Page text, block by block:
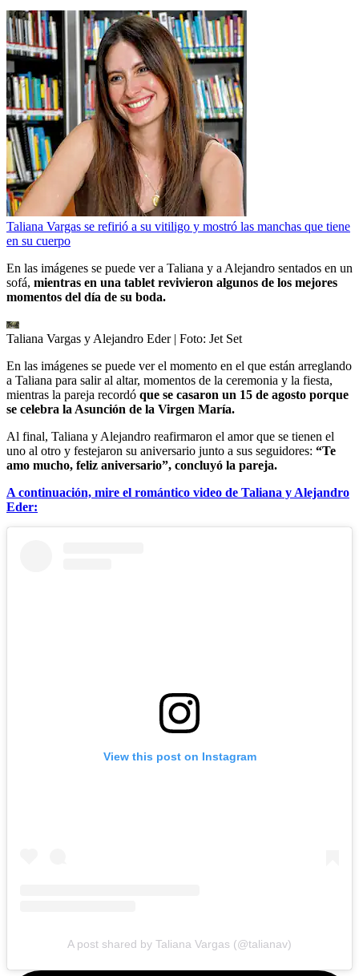
Taliana Vargas se refirió a su vitiligo y mostró las manchas que tiene
en su cuerpo
En las imágenes se puede ver a Taliana y a Alejandro sentados en un
sofá, mientras en una tablet revivieron algunos de los mejores
momentos del día de su boda.
Taliana Vargas y Alejandro Eder | Foto: Jet Set
En las imágenes se puede ver el momento en el que están arreglando
a Taliana para salir al altar, momentos de la ceremonia y la fiesta,
mientras la pareja recordó que se casaron un 15 de agosto porque
se celebra la Asunción de la Virgen María.
Al final, Taliana y Alejandro reafirmaron el amor que se tienen el
uno al otro y festejaron su aniversario junto a sus seguidores: “Te
amo mucho, feliz aniversario”, concluyó la pareja.
A continuación, mire el romántico video de Taliana y Alejandro
Eder:
View this post on Instagram
A post shared by Taliana Vargas (@talianav)